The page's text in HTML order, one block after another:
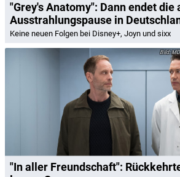
"Grey's Anatomy": Dann endet die
Ausstrahlungspause in
Keine neuen Folgen bei Disney+, Joyn und sixx
"In aller Freundschaft":